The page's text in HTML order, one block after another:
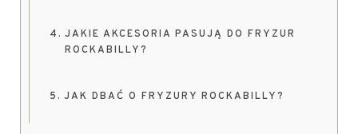
JAKIE AKCESORIA PASUJĄ DO FRYZUR
ROCKABILLY?
JAK DBAĆ O FRYZURY ROCKABILLY?